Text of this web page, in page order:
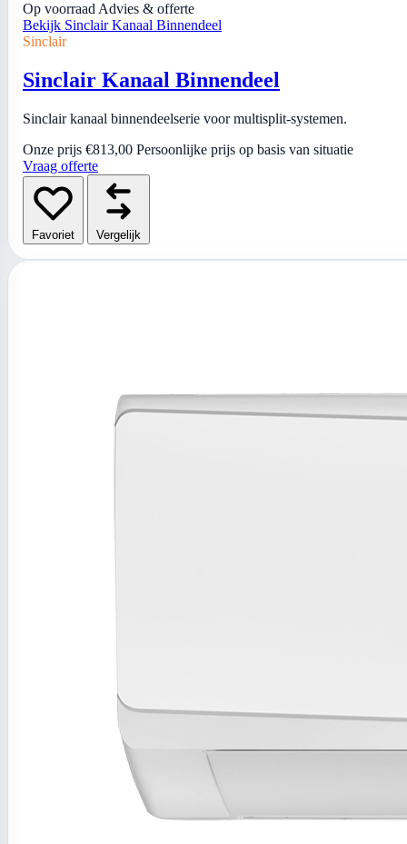
Op voorraad Advies & offerte
Bekijk Sinclair Kanaal Binnendeel
Sinclair
Sinclair Kanaal Binnendeel
Sinclair kanaal binnendeelserie voor multisplit-systemen.
Onze prijs €813,00 Persoonlijke prijs op basis van situatie
Vraag offerte
Favoriet Vergelijk